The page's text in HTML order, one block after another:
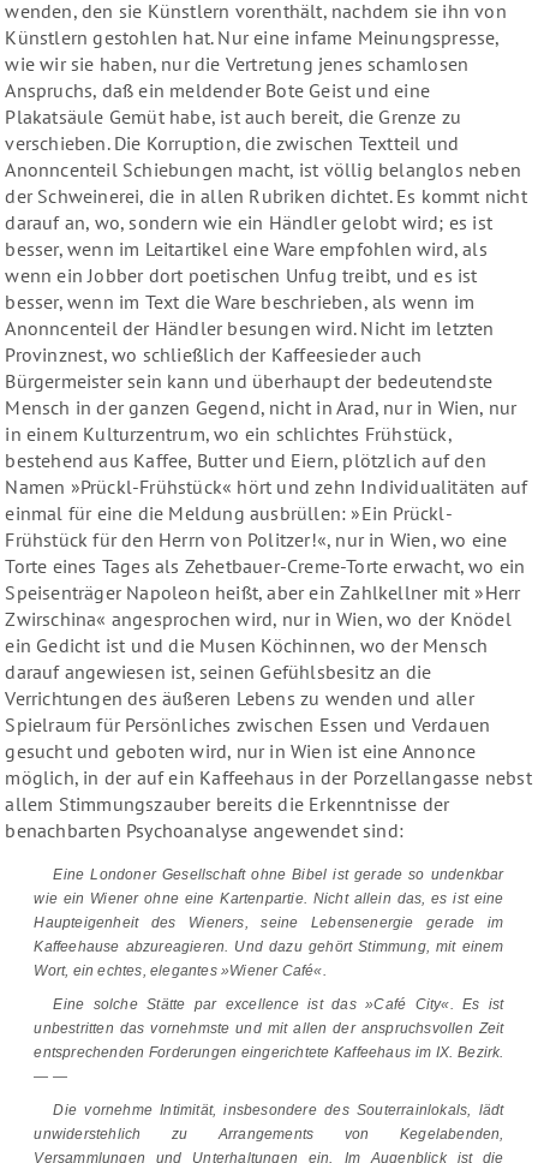
wenden, den sie Künstlern vorenthält, nachdem sie ihn von
Künstlern gestohlen hat. Nur eine infame Meinungspresse,
wie wir sie haben, nur die Vertretung jenes schamlosen
Anspruchs, daß ein meldender Bote Geist und eine
Plakatsäule Gemüt habe, ist auch bereit, die Grenze zu
verschieben. Die Korruption, die zwischen Textteil und
Anonncenteil Schiebungen macht, ist völlig belanglos neben
der Schweinerei, die in allen Rubriken dichtet. Es kommt nicht
darauf an, wo, sondern wie ein Händler gelobt wird; es ist
besser, wenn im Leitartikel eine Ware empfohlen wird, als
wenn ein Jobber dort poetischen Unfug treibt, und es ist
besser, wenn im Text die Ware beschrieben, als wenn im
Anonncenteil der Händler besungen wird. Nicht im letzten
Provinznest, wo schließlich der Kaffeesieder auch
Bürgermeister sein kann und überhaupt der bedeutendste
Mensch in der ganzen Gegend, nicht in Arad, nur in Wien, nur
in einem Kulturzentrum, wo ein schlichtes Frühstück,
bestehend aus Kaffee, Butter und Eiern, plötzlich auf den
Namen »Prückl-Frühstück« hört und zehn Individualitäten auf
einmal für eine die Meldung ausbrüllen: »Ein Prückl-
Frühstück für den Herrn von Politzer!«, nur in Wien, wo eine
Torte eines Tages als Zehetbauer-Creme-Torte erwacht, wo ein
Speisenträger Napoleon heißt, aber ein Zahlkellner mit »Herr
Zwirschina« angesprochen wird, nur in Wien, wo der Knödel
ein Gedicht ist und die Musen Köchinnen, wo der Mensch
darauf angewiesen ist, seinen Gefühlsbesitz an die
Verrichtungen des äußeren Lebens zu wenden und aller
Spielraum für Persönliches zwischen Essen und Verdauen
gesucht und geboten wird, nur in Wien ist eine Annonce
möglich, in der auf ein Kaffeehaus in der Porzellangasse nebst
allem Stimmungszauber bereits die Erkenntnisse der
benachbarten Psychoanalyse angewendet sind:
Eine Londoner Gesellschaft ohne Bibel ist gerade so undenkbar
wie ein Wiener ohne eine Kartenpartie. Nicht allein das, es ist eine
Haupteigenheit des Wieners,seine Lebensenergie gerade im
Kaffeehause abzureagieren . Und dazu gehört Stimmung, mit einem
Wort, ein echtes, elegantes »Wiener Café«.
Eine solche Stätte par excellence ist das »Café City«. Es ist
unbestritten das vornehmste und mit allen der anspruchsvollen Zeit
entsprechenden Forderungen eingerichtete Kaffeehaus im IX.Bezirk
— —
Die vornehme Intimität, insbesondere des Souterrainlokals, lädt
unwiderstehlich
zu Arrangements von Kegelabenden,
Versammlungen und Unterhaltungen ein. Im Augenblickist die